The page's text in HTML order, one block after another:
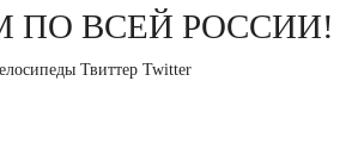
ПО ВСЕЙ РОССИИ!
Твиттер Twitter